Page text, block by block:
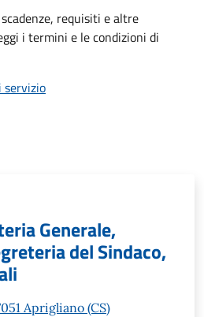
requisiti e altre
i termini e le condizioni di
servizio
Generale,
del Sindaco,
Aprigliano (CS)